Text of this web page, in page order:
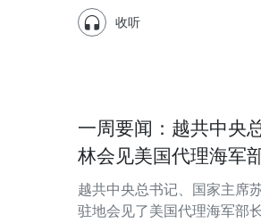
收听
一周要闻：越共中央
林会见美国代理海军
越共中央总书记、国家主席
驻地会见了美国代理海军部